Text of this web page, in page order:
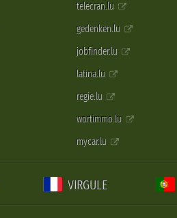
telecran.lu
gedenken.lu
jobfinder.lu
latina.lu
regie.lu
wortimmo.lu
mycar.lu
VIRGULE